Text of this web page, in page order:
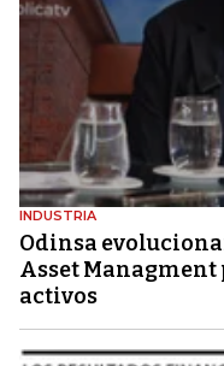
INDUSTRIA
Odinsa
Asset Managment
activos